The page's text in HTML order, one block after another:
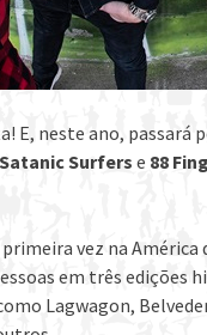
E, neste ano, passará
Satanic Surfers e 88
vez na América
em três
Lagwagon,